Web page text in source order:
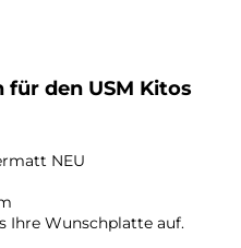
den USM Kitos
NEU
Ihre Wunschplatte auf.